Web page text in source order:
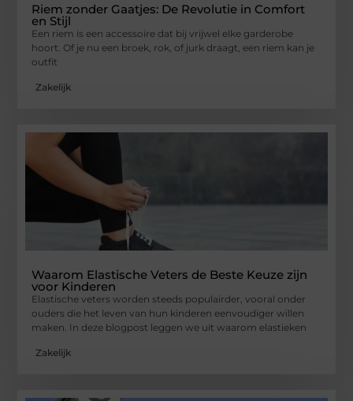
Riem zonder Gaatjes: De Revolutie in Comfort
en Stijl
Een riem is een accessoire dat bij vrijwel elke garderobe
hoort. Of je nu een broek, rok, of jurk draagt, een riem kan je
outfit
Zakelijk
Waarom Elastische Veters de Beste Keuze zijn
voor Kinderen
Elastische veters worden steeds populairder, vooral onder
ouders die het leven van hun kinderen eenvoudiger willen
maken. In deze blogpost leggen we uit waarom elastieken
Zakelijk